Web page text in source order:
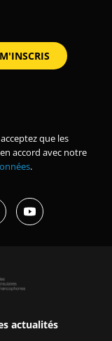
que les
accord avec notre
.
actualités